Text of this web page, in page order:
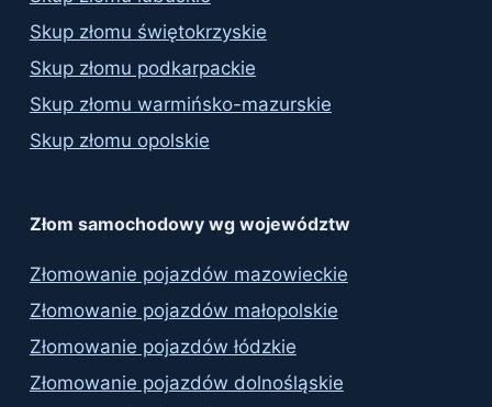
Skup złomu świętokrzyskie
Skup złomu podkarpackie
Skup złomu warmińsko-mazurskie
Skup złomu opolskie
Złom samochodowy wg województw
Złomowanie pojazdów mazowieckie
Złomowanie pojazdów małopolskie
Złomowanie pojazdów łódzkie
Złomowanie pojazdów dolnośląskie